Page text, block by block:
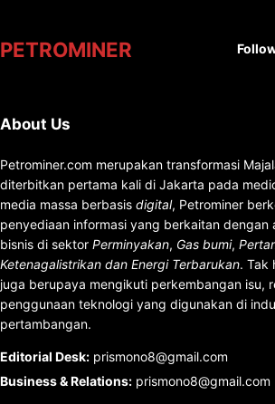
PETROMINER
About Us
Petrominer.com merupakan transformasi
diterbitkan pertama kali di Jakarta pada
media massa berbasis digital, Petrominer
penyediaan informasi yang berkaitan dengan
bisnis di sektor Perminyakan, Gas bumi,
Ketenagalistrikan dan Energi Terbarukan. Tak
juga berupaya mengikuti perkembangan isu,
penggunaan teknologi yang digunakan di
pertambangan.
Editorial Desk: prismono8@gmail.com
Business & Relations: prismono8@gmail.com